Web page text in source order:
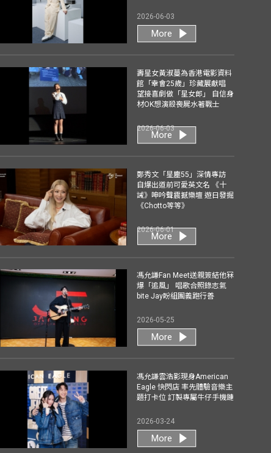
2026-06-03
More
壽星女黃淑蔓為香港電影資料
館「幸會25歲」珍藏展獻唱
望接喜劇做「星女郎」 自信身
材OK想演殺喪屍水著戰士
2026-06-03
More
鄭秀文「星塵55」深情專訪
自爆出道前可愛英文名 《十
誡》呻吟聲震撼樂壇 遊日發掘
《Chotto等等》
2026-06-01
More
馮允謙Fan Meet送親簽結他冧
爆「追風」 唱歌合照錄志氣
bite Jay盼組團義跑行善
2026-05-25
More
馮允謙雲浩影現身American
Eagle 快閃店 率先體驗音樂主
題打卡位 訂製專屬牛仔手機鏈
2026-03-24
More